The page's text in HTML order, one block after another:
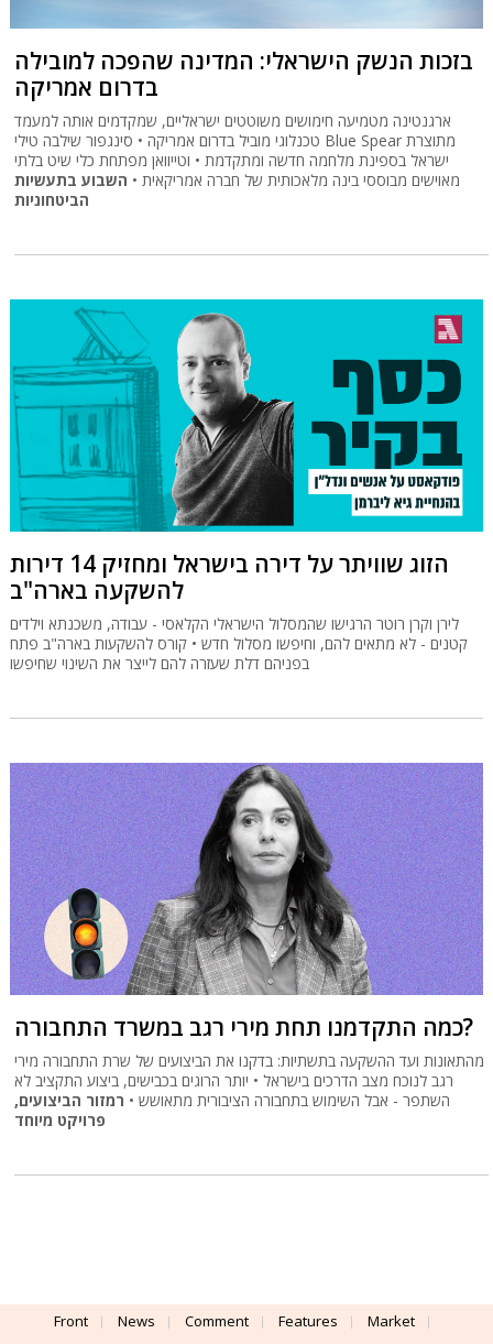
בזכות הנשק הישראלי: המדינה שהפכה למובילה
בדרום אמריקה
ארגנטינה מטמיעה חימושים משוטטים ישראליים, שמקדמים אותה למעמד
טכנלוגי מוביל בדרום אמריקה • סינגפור שילבה טילי Blue Spear מתוצרת
ישראל בספינת מלחמה חדשה ומתקדמת • וטייוואן מפתחת כלי שיט בלתי
מאוישים מבוססי בינה מלאכותית של חברה אמריקאית • השבוע בתעשיות
הביטחוניות
הזוג שוויתר על דירה בישראל ומחזיק 14 דירות
להשקעה בארה"ב
לירן וקרן רוטר הרגישו שהמסלול הישראלי הקלאסי - עבודה, משכנתא וילדים
קטנים - לא מתאים להם, וחיפשו מסלול חדש • קורס להשקעות בארה"ב פתח
בפניהם דלת שעזרה להם לייצר את השינוי שחיפשו
כמה התקדמנו תחת מירי רגב במשרד התחבורה?
מהתאונות ועד ההשקעה בתשתיות: בדקנו את הביצועים של שרת התחבורה מירי
רגב לנוכח מצב הדרכים בישראל • יותר הרוגים בכבישים, ביצוע התקציב לא
השתפר - אבל השימוש בתחבורה הציבורית מתאושש • רמזור הביצועים,
פרויקט מיוחד
Front News Comment Features Market